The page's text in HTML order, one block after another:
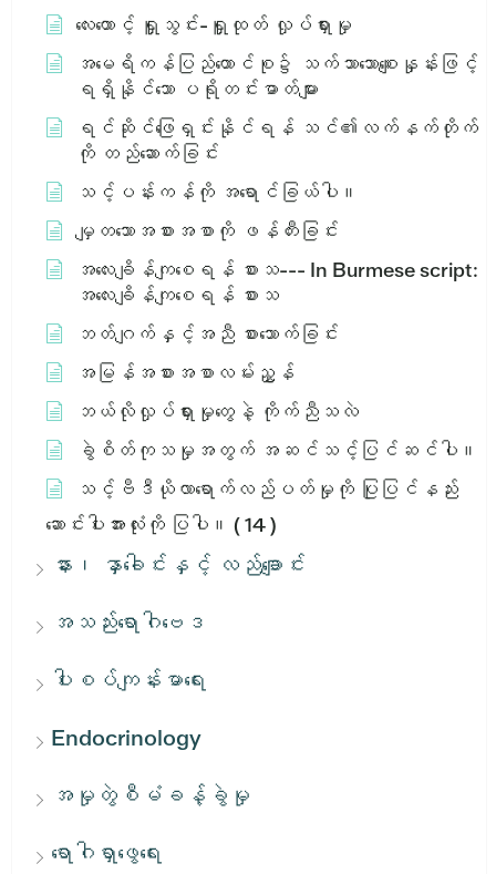
လေးထောင့် ရှူသွင်း-ရှူထုတ် လှုပ်ရှားမှု
အမေရိကန်ပြည်ထောင်စု၌ သက်သာသောစျေးနှုန်းဖြင့်
ရရှိနိုင်သော ပရိုတင်းဓာတ်များ
ရင်ဆိုင်ဖြေရှင်းနိုင်ရန် သင်၏လက်နက်တိုက်
ကို တည်ဆောက်ခြင်း
သင့်ပန်းကန်ကို အရောင်ခြယ်ပါ။
မျှတသောအစားအစာကို ဖန်တီးခြင်း
အ​လေး​ချိန်​ကျ​စေ​ရန်​ စား​သ​ --- In Burmese script:
အ​လေး​ချိန်​ကျ​စေ​ရန်​ စား​သ​
ဘတ်ဂျက်နှင့်အညီ စားသောက်ခြင်း
အမြန်အစားအစာလမ်းညွှန်
ဘယ်လိုလှုပ်ရှားမှုတွေနဲ့ ကိုက်ညီသလဲ
ခွဲစိတ်ကုသမှုအတွက် အဆင်သင့်ပြင်ဆင်ပါ။
သင့်ဗီဒီယိုလာရောက်လည်ပတ်မှုကို ပြုပြင်နည်း
ဆောင်းပါးအားလုံးကို ပြပါ။ ( 14 )
နား၊ နှာခေါင်းနှင့် လည်ချောင်း
အသည်းရောဂါဗေဒ
ပါးစပ်ကျန်းမာရေး
Endocrinology
အမှုတွဲစီမံခန့်ခွဲမှု
ရောဂါရှာဖွေရေး